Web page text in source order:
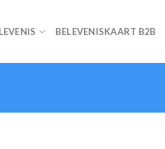
BELEVENISKAART B2B